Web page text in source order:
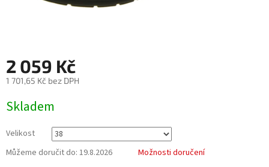
2 059 Kč
1 701,65 Kč bez DPH
cena:
Skladem
Velikost
Můžeme doručit do: 19.8.2026 Možnosti doručení